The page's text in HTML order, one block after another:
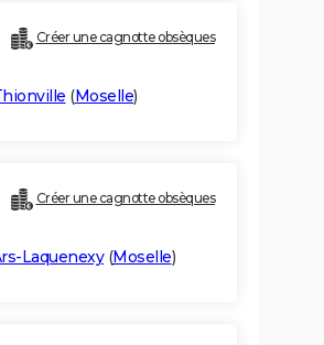
Créer une cagnotte obsèques
(Moselle)
Créer une cagnotte obsèques
Laquenexy(Moselle)